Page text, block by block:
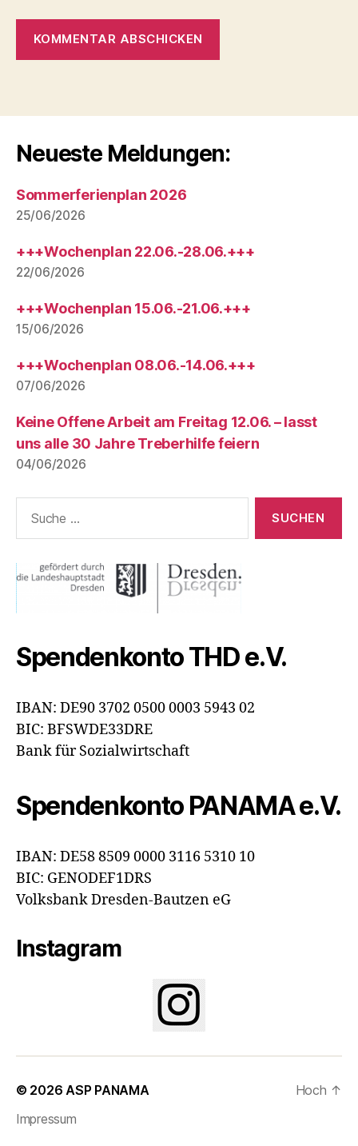
Neueste Meldungen:
Sommerferienplan 2026
25/06/2026
+++Wochenplan 22.06.-28.06.+++
22/06/2026
+++Wochenplan 15.06.-21.06.+++
15/06/2026
+++Wochenplan 08.06.-14.06.+++
07/06/2026
Keine Offene Arbeit am Freitag 12.06. – lasst
uns alle 30 Jahre Treberhilfe feiern
04/06/2026
nach:
Spendenkonto THD e.V.
IBAN: DE90 3702 0500 0003 5943 02
BIC: BFSWDE33DRE
Bank für Sozialwirtschaft
Spendenkonto PANAMA e.V.
IBAN: DE58 8509 0000 3116 5310 10
BIC: GENODEF1DRS
Volksbank Dresden-Bautzen eG
Instagram
© 2026ASP PANAMA
Impressum
Hoch ↑